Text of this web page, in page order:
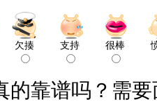
欠揍 支持 很棒
的靠谱吗？需要